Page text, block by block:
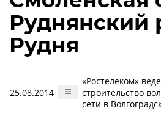
Руднянский
Рудня
25.08.2014
«Ростелеком»
строительство
сети в